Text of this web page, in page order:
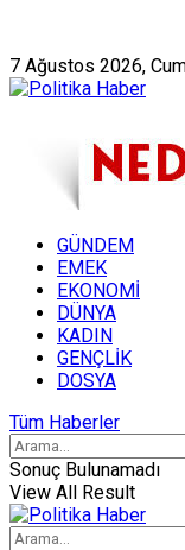
7 Ağustos 2026,
GÜNDEM
EMEK
EKONOMİ
DÜNYA
KADIN
GENÇLİK
DOSYA
Tüm Haberler
Sonuç Bulunamadı
View All Result